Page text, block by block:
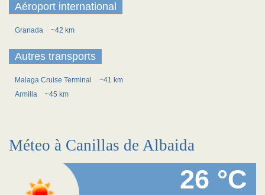
Aéroport international
Granada ~42 km
Autres transports
Malaga Cruise Terminal
~41 km
Armilla
~45 km
Méteo à Canillas de Albaida
26 °C